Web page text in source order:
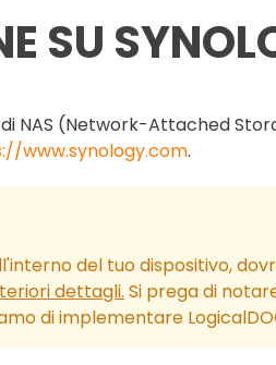
SU
NAS (Network-Attached
www.synology.com.
del tuo dispositivo,
dettagli. Si prega di
di implementare